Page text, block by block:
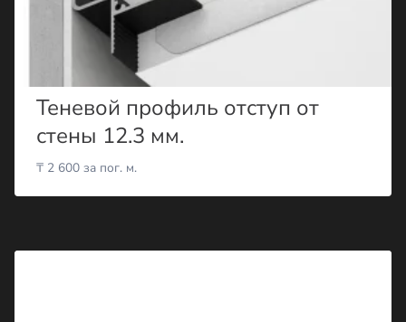
Теневой профиль отступ от
стены 12.3 мм.
₸ 2 600 за пог. м.